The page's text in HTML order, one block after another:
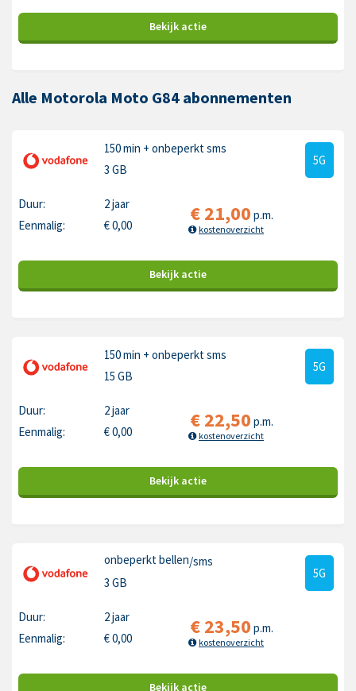
Bekijk actie
Alle Motorola Moto G84 abonnementen
150 min + onbeperkt sms
3 GB
5G
Duur:
2 jaar
Eenmalig:
€0,00 €21,00 p.m.
kostenoverzicht
Bekijk actie
150 min + onbeperkt sms
15 GB
5G
Duur:
2 jaar
Eenmalig:
€0,00 €22,50 p.m.
kostenoverzicht
Bekijk actie
onbeperkt bellen/sms
3 GB
5G
Duur:
2 jaar
Eenmalig:
€0,00 €23,50 p.m.
kostenoverzicht
Bekijk actie